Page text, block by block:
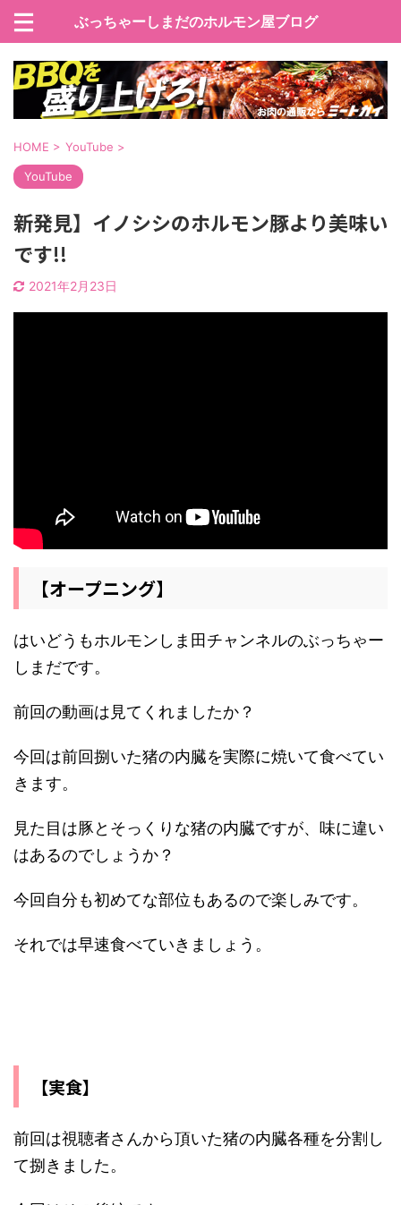
ぶっちゃーしまだのホルモン屋ブログ
HOME > YouTube >
YouTube
新発見】イノシシのホルモン豚より美味い
です!!
2021年2月23日
【オープニング】
はいどうもホルモンしま田チャンネルのぶっちゃー
しまだです。
前回の動画は見てくれましたか？
今回は前回捌いた猪の内臓を実際に焼いて食べてい
きます。
見た目は豚とそっくりな猪の内臓ですが、味に違い
はあるのでしょうか？
今回自分も初めてな部位もあるので楽しみです。
それでは早速食べていきましょう。
【実食】
前回は視聴者さんから頂いた猪の内臓各種を分割し
て捌きました。